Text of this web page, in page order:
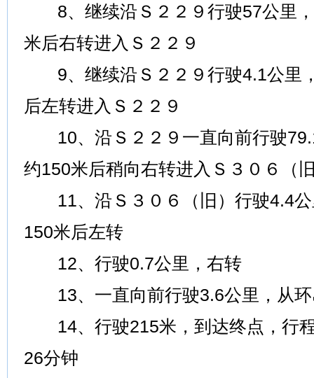
8、继续沿Ｓ２２９行驶57公里
米后右转进入Ｓ２２９
9、继续沿Ｓ２２９行驶4.1公里
后左转进入Ｓ２２９
10、沿Ｓ２２９一直向前行驶
约150米后稍向右转进入Ｓ３０６（
11、沿Ｓ３０６（旧）行驶4.4
150米后左转
12、行驶0.7公里，右转
13、一直向前行驶3.6公里，从
14、行驶215米，到达终点，行
26分钟